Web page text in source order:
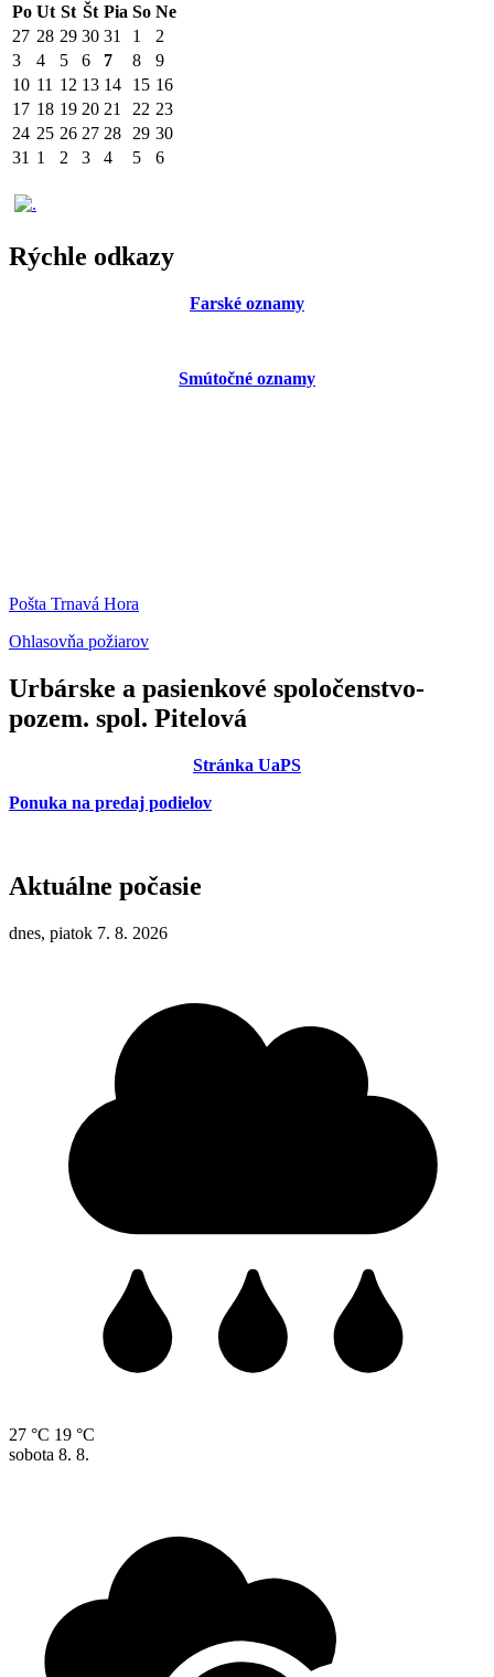
Po Ut St Št Pia So Ne
27 28 29 30 31 1
2
3
4 5 6 7 8
9
10 11 12 13 14 15 16
17 18 19 20 21 22 23
24 25 26 27 28 29 30
31 1 2 3 4 5 6
Rýchle odkazy
Farské oznamy
Smútočné oznamy
Pošta Trnavá Hora
Ohlasovňa požiarov
Urbárske a pasienkové spoločenstvo-
pozem. spol. Pitelová
Stránka UaPS
Ponuka na predaj podielov
Aktuálne počasie
dnes, piatok 7. 8. 2026
27 °C 19 °C
sobota 8. 8.